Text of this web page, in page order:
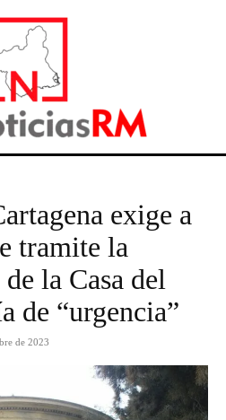
exige a
tramite la
la Casa del
de “urgencia”
de 2023